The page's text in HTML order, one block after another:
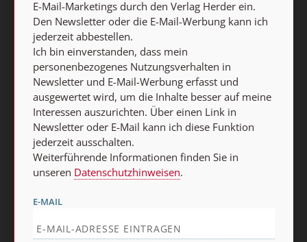
KATEGORIEN: Online Hefte Abos
SERVICES: Wiedergelesen
Autorinnen und Autoren
Schlagwörter
Über uns
Hinweise für Autorinnen und Autoren
VERLAG:
Religion & Spiritualität
Theologie & Pastoral
Ideenwerkstatt Gottesdienste
E-Mail-Marketings durch den Verlag Herder ein.
Den Newsletter oder die E-Mail-Werbung kann ich
jederzeit abbestellen.
Ich bin einverstanden, dass mein
personenbezogenes Nutzungsverhalten in
Newsletter und E-Mail-Werbung erfasst und
ausgewertet wird, um die Inhalte besser auf meine
Interessen auszurichten. Über einen Link in
Newsletter oder E-Mail kann ich diese Funktion
jederzeit ausschalten.
Weiterführende Informationen finden Sie in
unseren Datenschutzhinweisen.
E-MAIL